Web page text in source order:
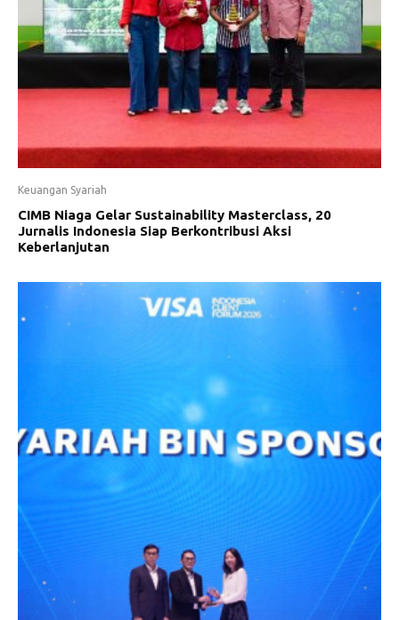
Keuangan Syariah
CIMB Niaga Gelar Sustainability Masterclass, 20
Jurnalis Indonesia Siap Berkontribusi Aksi
Keberlanjutan